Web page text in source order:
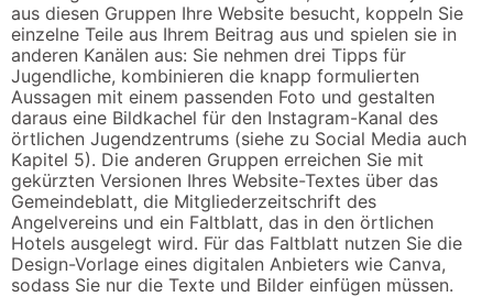
aus diesen Gruppen Ihre Website besucht, koppeln Sie
einzelne Teile aus Ihrem Beitrag aus und spielen sie in
anderen Kanälen aus: Sie nehmen drei Tipps für
Jugendliche, kombinieren die knapp formulierten
Aussagen mit einem passenden Foto und gestalten
daraus eine Bildkachel für den Instagram-Kanal des
örtlichen Jugendzentrums (siehe zu Social Media auch
Kapitel 5). Die anderen Gruppen erreichen Sie mit
gekürzten Versionen Ihres Website-Textes über das
Gemeindeblatt, die Mitgliederzeitschrift des
Angelvereins und ein Faltblatt, das in den örtlichen
Hotels ausgelegt wird. Für das Faltblatt nutzen Sie die
Design-Vorlage eines digitalen Anbieters wie Canva,
sodass Sie nur die Texte und Bilder einfügen müssen.